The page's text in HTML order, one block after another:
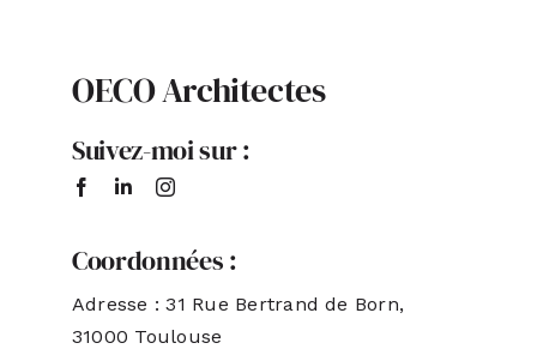
OECO Architectes
Suivez-moi sur :
Coordonnées :
Adresse : 31 Rue Bertrand de Born,
31000 Toulouse
S’ABONNER